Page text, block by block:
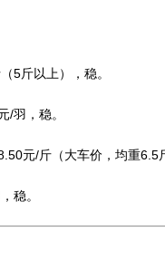
5斤以上），稳。
/羽，稳。
元/斤（大车价，均重6.5
稳。